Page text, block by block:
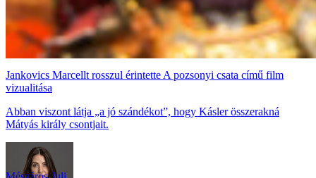
Jankovics Marcellt rosszul érintette A pozsonyi csata című film
vizualitása
Abban viszont látja „a jó szándékot”, hogy Kásler összerakná
Mátyás király csontjait.